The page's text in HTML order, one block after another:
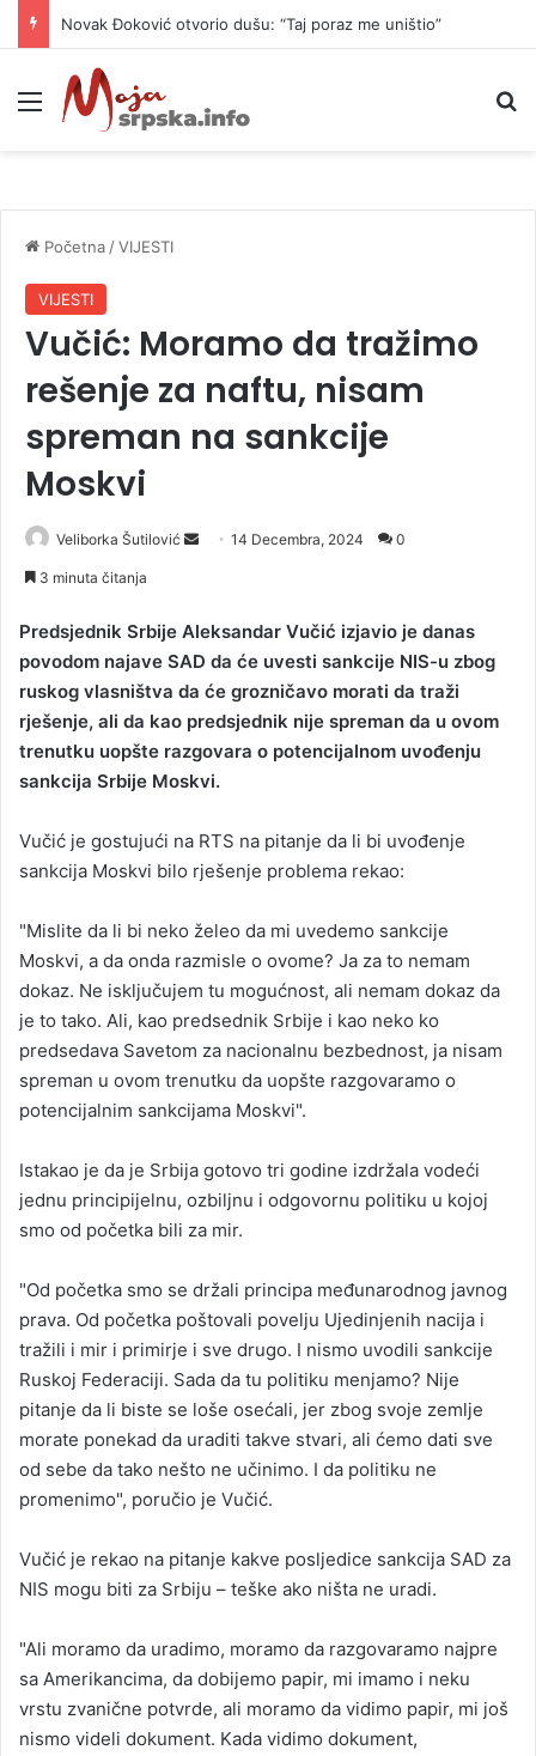
Novak Đoković otvorio dušu: “Taj poraz me uništio”
Meni
Početna /VIJESTI
VIJESTI
Vučić: Moramo da tražimo
rešenje za naftu, nisam
spreman na sankcije
Moskvi
Veliborka Šutilović
d
a
14 Decembra, 2024 0
3 minuta čitanja
Predsjednik Srbije Aleksandar Vučić izjavio je danas
povodom najave SAD da će uvesti sankcije NIS-u zbog
ruskog vlasništva da će grozničavo morati da traži
rješenje, ali da kao predsjednik nije spreman da u ovom
trenutku uopšte razgovara o potencijalnom uvođenju
sankcija Srbije Moskvi.
Vučić je gostujući na RTS na pitanje da li bi uvođenje
sankcija Moskvi bilo rješenje problema rekao:
"Mislite da li bi neko želeo da mi uvedemo sankcije
Moskvi, a da onda razmisle o ovome? Ja za to nemam
dokaz. Ne isključujem tu mogućnost, ali nemam dokaz da
je to tako. Ali, kao predsednik Srbije i kao neko ko
predsedava Savetom za nacionalnu bezbednost, ja nisam
spreman u ovom trenutku da uopšte razgovaramo o
potencijalnim sankcijama Moskvi".
Istakao je da je Srbija gotovo tri godine izdržala vodeći
jednu principijelnu, ozbiljnu i odgovornu politiku u kojoj
smo od početka bili za mir.
"Od početka smo se držali principa međunarodnog javnog
prava. Od početka poštovali povelju Ujedinjenih nacija i
tražili i mir i primirje i sve drugo. I nismo uvodili sankcije
Ruskoj Federaciji. Sada da tu politiku menjamo? Nije
pitanje da li biste se loše osećali, jer zbog svoje zemlje
morate ponekad da uraditi takve stvari, ali ćemo dati sve
od sebe da tako nešto ne učinimo. I da politiku ne
promenimo", poručio je Vučić.
Vučić je rekao na pitanje kakve posljedice sankcija SAD za
NIS mogu biti za Srbiju – teške ako ništa ne uradi.
"Ali moramo da uradimo, moramo da razgovaramo najpre
sa Amerikancima, da dobijemo papir, mi imamo i neku
vrstu zvanične potvrde, ali moramo da vidimo papir, mi još
nismo videli dokument. Kada vidimo dokument,